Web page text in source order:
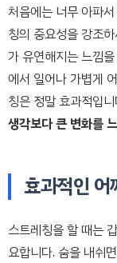
처음에는 너무 아파
칭의 중요성을 강조
가 유연해지는 느낌
에서 일어나 가볍게
칭은 정말 효과적입니
생각보다 큰 변화를
효과적인
스트레칭을 할 때는
요합니다. 숨을 내쉬